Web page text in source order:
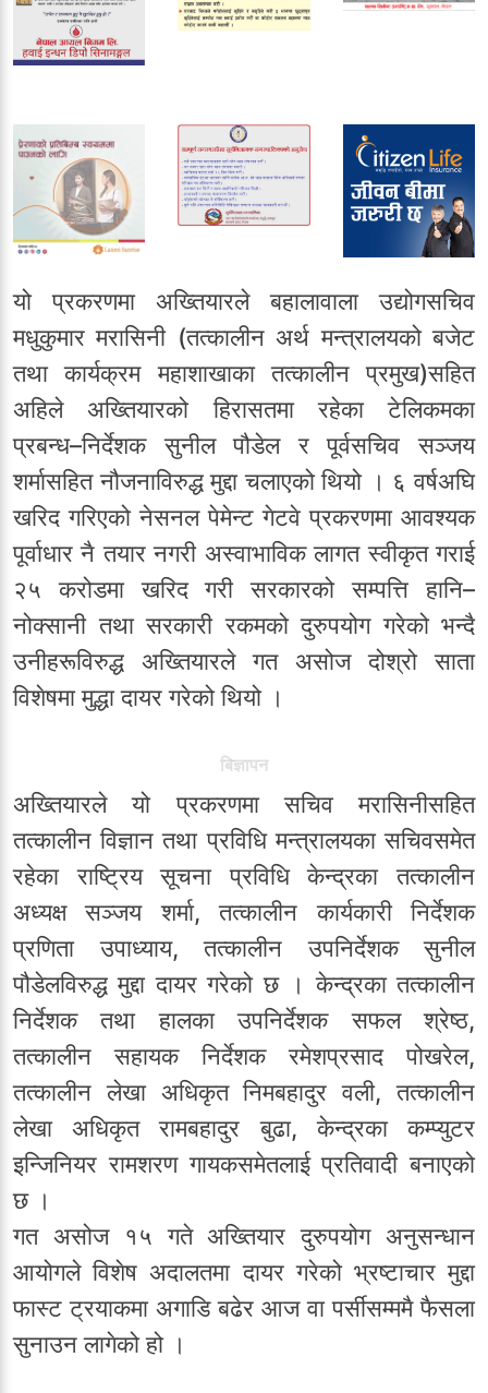
यो प्रकरणमा अख्तियारले बहालावाला उद्योगसचिव
मधुकुमार मरासिनी (तत्कालीन अर्थ मन्त्रालयको बजेट
तथा कार्यक्रम महाशाखाका तत्कालीन प्रमुख)सहित
अहिले अख्तियारको हिरासतमा रहेका टेलिकमका
प्रबन्ध–निर्देशक सुनील पौडेल र पूर्वसचिव सञ्जय
शर्मासहित नौजनाविरुद्ध मुद्दा चलाएको थियो । ६ वर्षअघि
खरिद गरिएको नेसनल पेमेन्ट गेटवे प्रकरणमा आवश्यक
पूर्वाधार नै तयार नगरी अस्वाभाविक लागत स्वीकृत गराई
२५ करोडमा खरिद गरी सरकारको सम्पत्ति हानि–
नोक्सानी तथा सरकारी रकमको दुरुपयोग गरेको भन्दै
उनीहरूविरुद्ध अख्तियारले गत असोज दोश्रो साता
विशेषमा मुद्धा दायर गरेको थियो ।
बिज्ञापन
अख्तियारले यो प्रकरणमा सचिव मरासिनीसहित
तत्कालीन विज्ञान तथा प्रविधि मन्त्रालयका सचिवसमेत
रहेका राष्ट्रिय सूचना प्रविधि केन्द्रका तत्कालीन
अध्यक्ष सञ्जय शर्मा, तत्कालीन कार्यकारी निर्देशक
प्रणिता उपाध्याय, तत्कालीन उपनिर्देशक सुनील
पौडेलविरुद्ध मुद्दा दायर गरेको छ । केन्द्रका तत्कालीन
निर्देशक तथा हालका उपनिर्देशक सफल श्रेष्ठ,
तत्कालीन सहायक निर्देशक रमेशप्रसाद पोखरेल,
तत्कालीन लेखा अधिकृत निमबहादुर वली, तत्कालीन
लेखा अधिकृत रामबहादुर बुढा, केन्द्रका कम्प्युटर
इन्जिनियर रामशरण गायकसमेतलाई प्रतिवादी बनाएको
छ ।
गत असोज १५ गते अख्तियार दुरुपयोग अनुसन्धान
आयोगले विशेष अदालतमा दायर गरेको भ्रष्टाचार मुद्दा
फास्ट ट्रयाकमा अगाडि बढेर आज वा पर्सीसम्ममै फैसला
सुनाउन लागेको हो ।